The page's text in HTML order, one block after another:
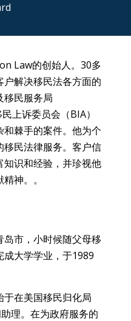
Law的创始人。30多
解决移民法各方面的
移民服务局
上诉委员会（BIA）
棘手的案件。他为个
移民法律服务。客户信
识和经验，并珍视他
神。。
市，小时候随父母移
成大学学业，于1989
在美国移民归化局
理。在为政府服务的